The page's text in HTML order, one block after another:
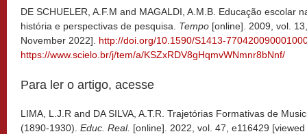
DE SCHUELER, A.F.M and MAGALDI, A.M.B. Educação escolar
história e perspectivas de pesquisa. Tempo [online]. 2009, vol.
November 2022]. http://doi.org/10.1590/S1413-
https://www.scielo.br/j/tem/a/KSZxRDV8gHqmvWNmnr8bNnf/
Para ler o artigo, acesse
LIMA, L.J.R and DA SILVA, A.T.R. Trajetórias Formativas de
(1890-1930). Educ. Real. [online]. 2022, vol. 47, e116429